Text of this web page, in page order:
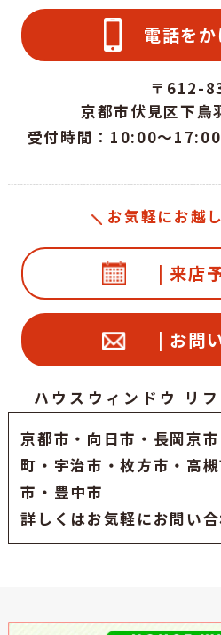
電話をか
〒612-
京都市伏見区下鳥
受付時間：10:00～17:00
お気軽にお越
| 来店
| お問
ハウスウィンドウ リ
京都市 ・ 向日市 ・ 長岡京市
町・ 宇治市 ・枚方市・高
市・豊中市
詳しくはお気軽にお問い合